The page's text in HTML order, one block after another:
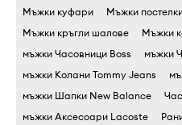
Мъжки куфари
Мъжки
Мъжки кръгли шалове
Мъжки
мъжки Часовници Boss
мъжки
мъжки Колани Tommy Jeans
мъжки Шапки New Balance
мъжки Аксесоари Lacoste